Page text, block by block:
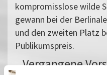
kompromisslose wilde
gewann bei der
und den zweiten Platz
Publikumspreis.
Vergangene